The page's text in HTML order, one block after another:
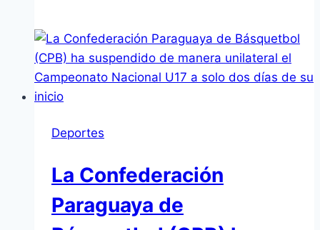
Deportes
La Confederación
Paraguaya de